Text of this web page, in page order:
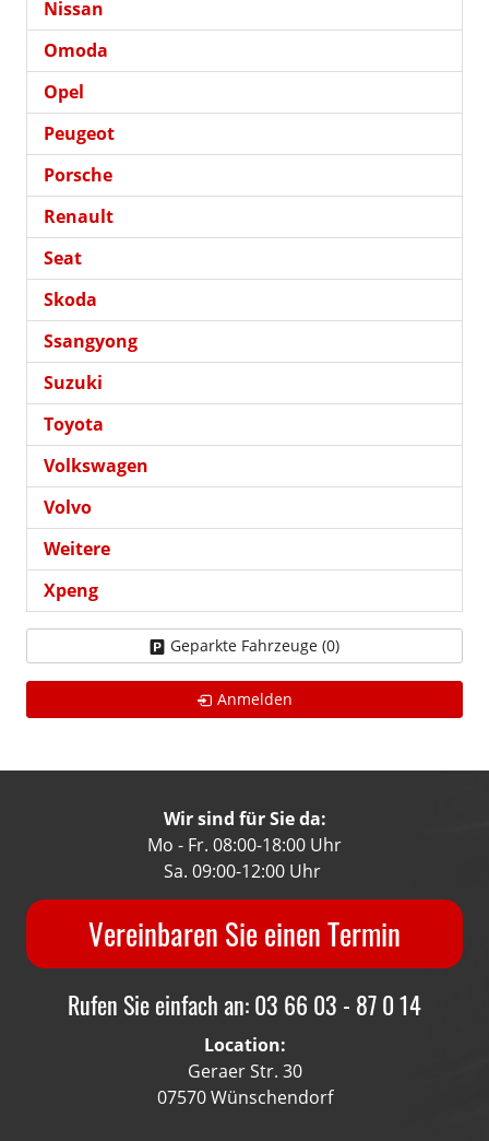
Nissan
Omoda
Opel
Peugeot
Porsche
Renault
Seat
Skoda
Ssangyong
Suzuki
Toyota
Volkswagen
Volvo
Weitere
Xpeng
Geparkte Fahrzeuge (0)
Anmelden
Wir sind für Sie da:
Mo - Fr. 08:00-18:00 Uhr
Sa. 09:00-12:00 Uhr
Vereinbaren Sie einen Termin
Rufen Sie einfach an: 03 66 03 - 87 0 14
Location:
Geraer Str. 30
07570 Wünschendorf